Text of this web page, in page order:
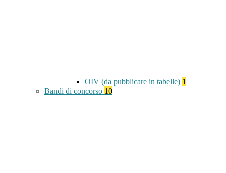
OIV (da pubblicare in tabelle) 1
Bandi di concorso 10